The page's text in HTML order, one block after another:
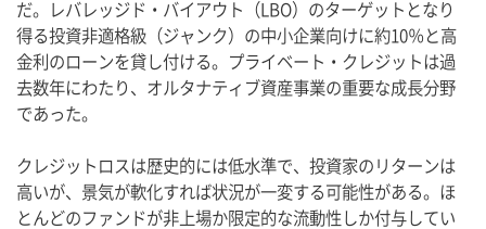
だ。レバレッジド・バイアウト（LBO）のターゲットとなり
得る投資非適格級（ジャンク）の中小企業向けに約10％と高
金利のローンを貸し付ける。プライベート・クレジットは過
去数年にわたり、オルタナティブ資産事業の重要な成長分野
であった。
クレジットロスは歴史的には低水準で、投資家のリターンは
高いが、景気が軟化すれば状況が一変する可能性がある。ほ
とんどのファンドが非上場か限定的な流動性しか付与してい